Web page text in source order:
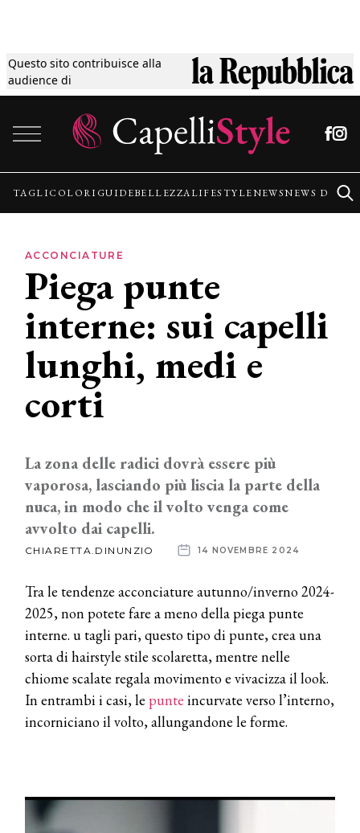
Questo sito contribuisce alla
audience di
Tagli
Colori
Guide
Lifestyle
News
News
aziende
TAGLICOLORI GUIDEBELLEZZALIFESTYLENEWSNEWS
ACCONCIATURE
Piega punte
interne: sui capelli
lunghi, medi e
corti
La zona delle radici dovrà essere più
vaporosa, lasciando più liscia la parte della
nuca, in modo che il volto venga come
avvolto dai capelli.
CHIARETTA.DINUNZIO 14 NOVEMBRE 2024
Tra le tendenze acconciature autunno/inverno 2024-
2025, non potete fare a meno della piega punte
interne. u tagli pari, questo tipo di punte, crea una
sorta di hairstyle stile scolaretta, mentre nelle
chiome scalate regala movimento e vivacizza il look.
In entrambi i casi, le punte incurvate verso l’interno,
incorniciano il volto, allungandone le forme.